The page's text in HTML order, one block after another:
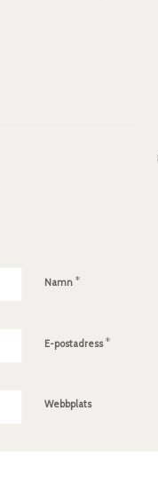
Namn *
E-postadress*
Webbplats